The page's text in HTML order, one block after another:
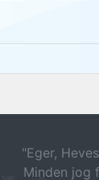
"Eger,
Minden jog